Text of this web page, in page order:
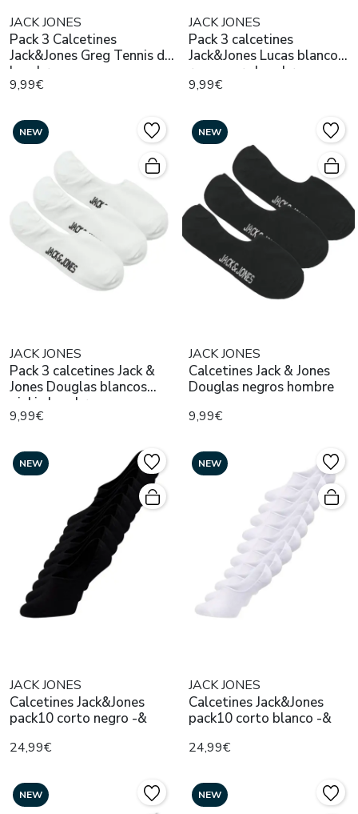
JACK JONES
Pack 3 Calcetines
Jack&Jones Greg Tennis de
hombre
9,99€
JACK JONES
Pack 3 calcetines
Jack&Jones Lucas blanco
rayas para hombre
9,99€
NEW
JACK JONES
Pack 3 calcetines Jack &
Jones Douglas blancos
pinkie hombre
9,99€
NEW
JACK JONES
Calcetines Jack & Jones
Douglas negros hombre
9,99€
NEW
JACK JONES
Calcetines Jack&Jones
pack10 corto negro -&
24,99€
NEW
JACK JONES
Calcetines Jack&Jones
pack10 corto blanco -&
24,99€
NEW NEW